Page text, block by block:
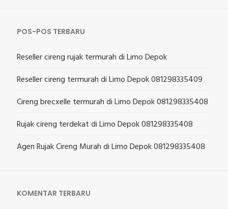
POS-POS TERBARU
Reseller cireng rujak termurah di Limo Depok
Reseller cireng termurah di Limo Depok 081298335409
Cireng brecxelle termurah di Limo Depok 081298335408
Rujak cireng terdekat di Limo Depok 081298335408
Agen Rujak Cireng Murah di Limo Depok 081298335408
KOMENTAR TERBARU